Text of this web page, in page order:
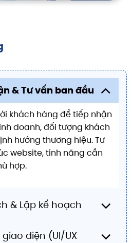
& Tư vấn ban đầu
khách hàng để tiếp nhận
doanh, đối tượng khách
hướng thương hiệu. Tư
website, tính năng cần
hợp.
& Lập kế hoạch
diện (UI/UX